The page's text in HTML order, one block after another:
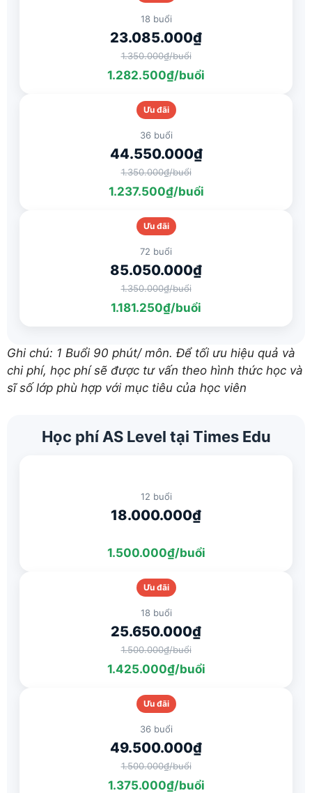
18 buổi
23.085.000₫
1.350.000₫/buổi
1.282.500₫/buổi
Ưu đãi
36 buổi
44.550.000₫
1.350.000₫/buổi
1.237.500₫/buổi
Ưu đãi
72 buổi
85.050.000₫
1.350.000₫/buổi
1.181.250₫/buổi
Ghi chú: 1 Buổi 90 phút/ môn. Để tối ưu hiệu quả và
chi phí, học phí sẽ được tư vấn theo hình thức học và
sĩ số lớp phù hợp với mục tiêu của học viên
Học phí AS Level tại Times Edu
12 buổi
18.000.000₫
1.500.000₫/buổi
Ưu đãi
18 buổi
25.650.000₫
1.500.000₫/buổi
1.425.000₫/buổi
Ưu đãi
36 buổi
49.500.000₫
1.500.000₫/buổi
1.375.000₫/buổi